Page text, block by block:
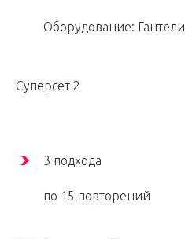
Оборудование: Гантели
Суперсет 2
3 подхода
по 15 повторений